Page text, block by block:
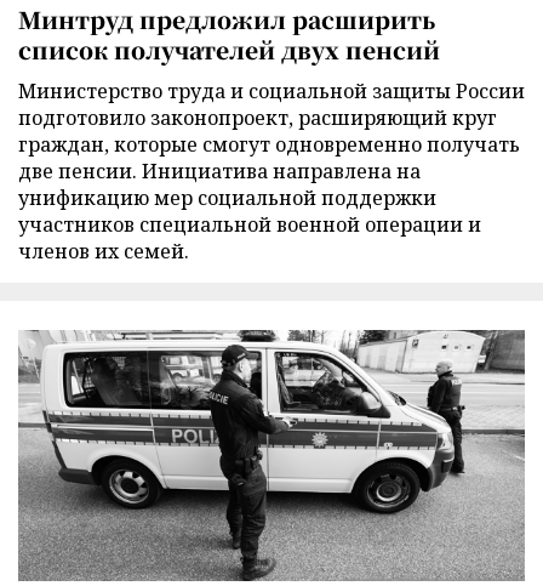
Минтруд предложил расширить
список получателей двух пенсий
Министерство труда и социальной защиты России
подготовило законопроект, расширяющий круг
граждан, которые смогут одновременно получать
две пенсии. Инициатива направлена на
унификацию мер социальной поддержки
участников специальной военной операции и
членов их семей.